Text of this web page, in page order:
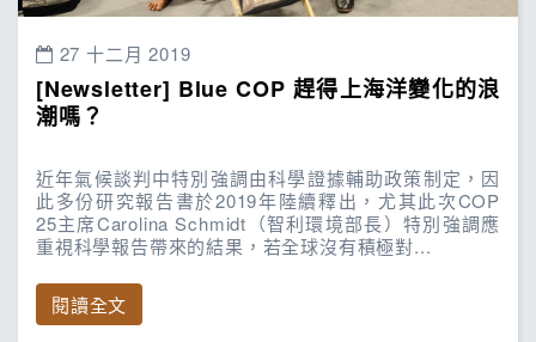
27 十二月 2019
[Newsletter] Blue COP 趕得上海洋變化的浪
潮嗎？
近年氣候談判中特別強調由科學證據輔助政策制定，因
此多份研究報告書於2019年陸續釋出，尤其此次COP
25主席Carolina Schmidt（智利環境部長）特別強調應
重視科學報告帶來的結果，若全球沒有積極對...
閱讀全文